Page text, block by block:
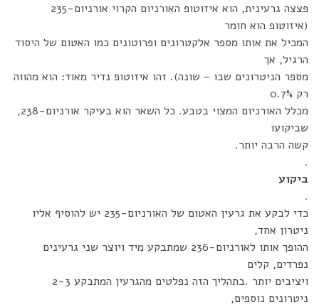
פצצה גרעינית, הוא איזוטופ האורניום הקרוי אורניום-235
(איזוטופ הוא חומר
המכיל את אותו מספר אלקטרונים ופרוטונים כמו האטום של היסוד
הרגיל, אך
מספר הניטרונים שבו – שונה). זהו איזוטופ נדיר מאוד: הוא מהווה
רק 0.7%
מכלל האורניום המצוי בטבע. כל השאר הוא בעיקר אורניום-238,
שביקועו
קשה הרבה יותר.
.
ביקוע
.
כדי לבקע את גרעין האטום של האורניום-235 יש להוסיף אליו
ניטרון אחד,
ההופך אותו לאורניום-236 שמתבקע מיד ויוצר שני גרעינים
נפרדים, קלים
ויציבים יותר .בתהליך הזה נפלטים מהגרעין המתבקע 2-3
ניטרונים נוספים,